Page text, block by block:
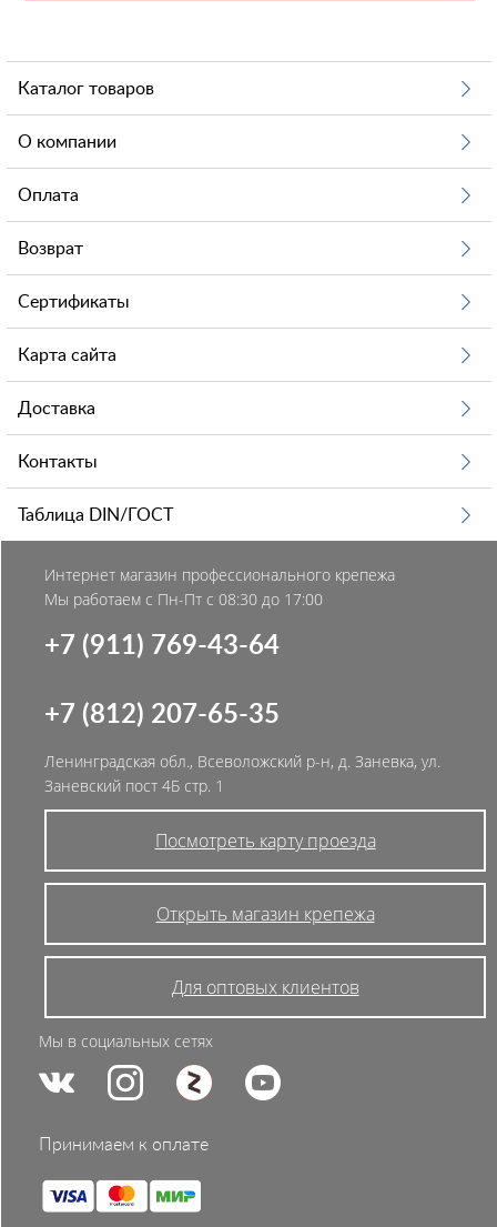
Каталог товаров
О компании
Оплата
Возврат
Сертификаты
Карта сайта
Доставка
Контакты
Таблица DIN/ГОСТ
Интернет магазин профессионального крепежа
Мы работаем с Пн-Пт с 08:30 до 17:00
+7 (911) 769-43-64
+7 (812) 207-65-35
Ленинградская обл., Всеволожский р-н, д. Заневка, ул.
Заневский пост 4Б стр. 1
Посмотреть карту проезда
Открыть магазин крепежа
Для оптовых клиентов
Мы в социальных сетях
Принимаем к оплате